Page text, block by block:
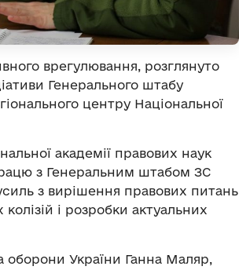
врегулювання, розглянуто
Генерального штабу
центру Національної
академії правових наук
з Генеральним штабом ЗС
з вирішення правових питань
і розробки актуальних
оборони України Ганна Маляр,